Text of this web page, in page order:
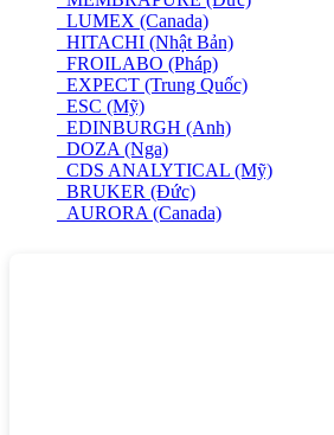
LUMEX (Canada)
HITACHI (Nhật Bản)
FROILABO (Pháp)
EXPECT (Trung Quốc)
ESC (Mỹ)
EDINBURGH (Anh)
DOZA (Nga)
CDS ANALYTICAL (Mỹ)
BRUKER (Đức)
AURORA (Canada)